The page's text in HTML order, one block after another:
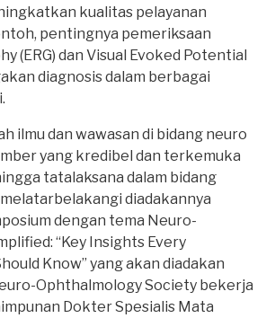
kualitas pelayanan
pentingnya pemeriksaan
(ERG) dan Visual Evoked Potential
diagnosis dalam berbagai
ilmu dan wawasan di bidang neuro
yang kredibel dan terkemuka
tatalaksana dalam bidang
diadakannya
dengan tema Neuro-
“Key Insights Every
Know” yang akan diadakan
Ophthalmology Society bekerja
Dokter Spesialis Mata